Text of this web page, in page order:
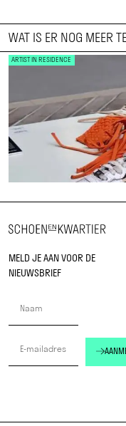
WAT IS ER NOG MEER
ARTIST IN RESIDENCE
tot nieuw leven, en geeft
MELD JE AAN VOOR DE
NIEUWSBRIEF